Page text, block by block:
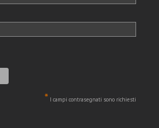
* I campi contrasegnati sono richiesti